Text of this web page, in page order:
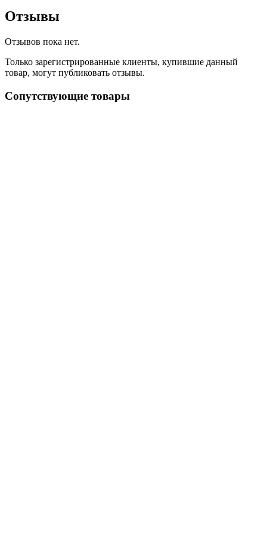
Отзывы
Отзывов пока нет.
Только зарегистрированные клиенты, купившие данный
товар, могут публиковать отзывы.
Сопутствующие товары